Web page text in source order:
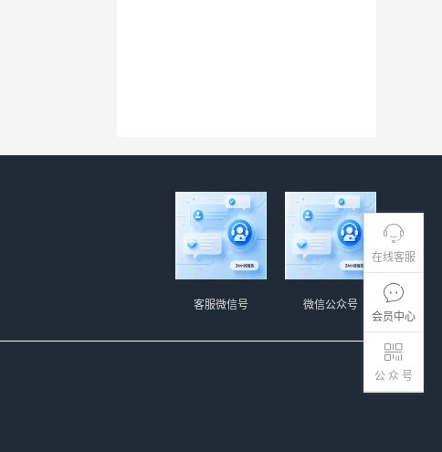
在线客服
会员中心
公 众 号
微信公众号
客服微信号